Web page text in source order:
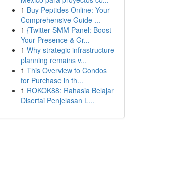
1 Buy Peptides Online: Your
Comprehensive Guide ...
1 {Twitter SMM Panel: Boost
Your Presence & Gr...
1 Why strategic infrastructure
planning remains v...
1 This Overview to Condos
for Purchase in th...
1 ROKOK88: Rahasia Belajar
Disertai Penjelasan L...